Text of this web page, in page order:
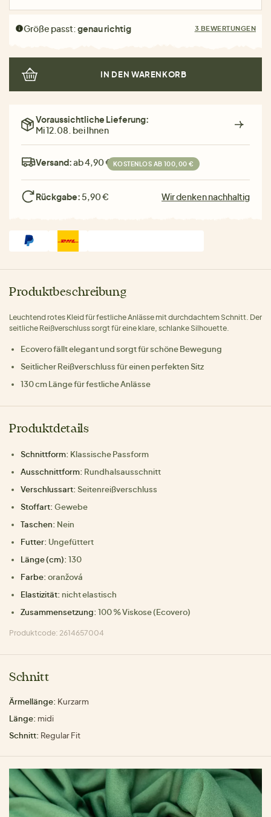
Größe passt:genau richtig 3 BEWERTUNGEN
IN DEN WARENKORB
Voraussichtliche Lieferung:
Mi 12.08. bei Ihnen
Versand:ab 4,90 € KOSTENLOS AB 100,00 €
Rückgabe: 5,90 € Wir denken nachhaltig
Produktbeschreibung
Leuchtend rotes Kleid für festliche Anlässe mit durchdachtem Schnitt. Der
seitliche Reißverschluss sorgt für eine klare, schlanke Silhouette.
Ecovero fällt elegant und sorgt für schöne Bewegung
Seitlicher Reißverschluss für einen perfekten Sitz
130 cm Länge für festliche Anlässe
Produktdetails
Schnittform: Klassische Passform
Ausschnittform: Rundhalsausschnitt
Verschlussart: Seitenreißverschluss
Stoffart: Gewebe
Taschen: Nein
Futter: Ungefüttert
Länge (cm): 130
Farbe: oranžová
Elastizität: nicht elastisch
Zusammensetzung: 100 % Viskose (Ecovero)
Produktcode: 2614657004
Schnitt
Ärmellänge: Kurzarm
Länge: midi
Schnitt: Regular Fit